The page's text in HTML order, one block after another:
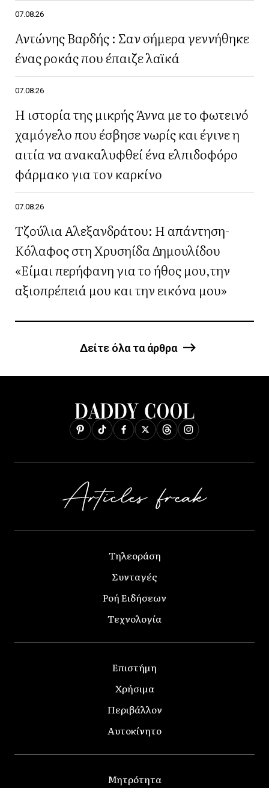
07.08.26
Αντώνης Βαρδής : Σαν σήμερα γεννήθηκε
ένας ροκάς που έπαιζε λαϊκά
07.08.26
Η ιστορία της μικρής Άννα με το φωτεινό
χαμόγελο που έσβησε νωρίς και έγινε η
αιτία να ανακαλυφθεί ένα ελπιδοφόρο
φάρμακο για τον καρκίνο
07.08.26
Τζούλια Αλεξανδράτου: Η απάντηση-
Κόλαφος στη Χρυσηίδα Δημουλίδου
«Είμαι περήφανη για το ήθος μου,την
αξιοπρέπειά μου και την εικόνα μου»
Δείτε όλα τα άρθρα
Τηλεοράση
Συνταγές
Ροή Ειδήσεων
Τεχνολογία
Επιστήμη
Χρήσιμα
Περιβάλλον
Αυτοκίνητο
Μητρότητα